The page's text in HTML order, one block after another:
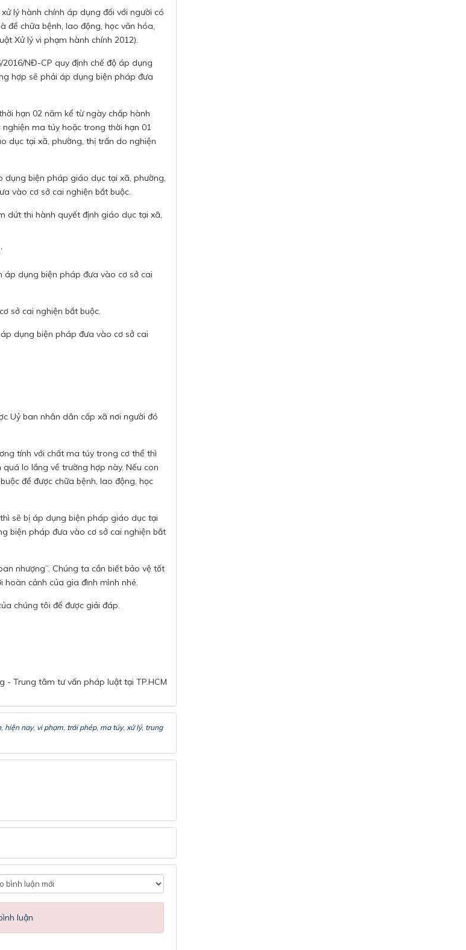
lý hành chính áp dụng đối với người có
để chữa bệnh, lao động, học văn hóa,
Xử lý vi phạm hành chính 2012).
NĐ-CP quy định chế độ áp dụng
hợp sẽ phải áp dụng biện pháp đưa
hạn 02 năm kể từ ngày chấp hành
ma túy hoặc trong thời hạn 01
dục tại xã, phường, thị trấn do nghiện
dụng biện pháp giáo dục tại xã, phường,
vào cơ sở cai nghiện bắt buộc.
dứt thi hành quyết định giáo dục tại xã,
áp dụng biện pháp đưa vào cơ sở cai
sở cai nghiện bắt buộc.
dụng biện pháp đưa vào cơ sở cai
Uỷ ban nhân dân cấp xã nơi người đó
tính với chất ma túy trong cơ thể thì
lo lắng về trường hợp này. Nếu con
để được chữa bệnh, lao động, học
sẽ bị áp dụng biện pháp giáo dục tại
biện pháp đưa vào cơ sở cai nghiện bắt
nhượng”. Chúng ta cần biết bảo vệ tốt
cảnh của gia đình mình nhé.
chúng tôi để được giải đáp.
- Trung tâm tư vấn pháp luật tại TP.HCM
, hiện nay, vi phạm, trái phép, ma túy, xử lý, trung
luận